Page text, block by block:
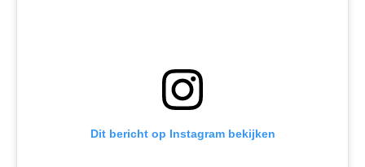
Dit bericht op Instagram bekijken